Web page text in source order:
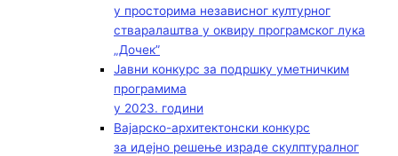
у просторима независног културног
стваралаштва у оквиру програмског лука
„Дочек”
Јавни конкурс за подршку уметничким
програмима
у 2023. години
Вајарско-архитектонски конкурс
за идејно решење израде скулптуралног